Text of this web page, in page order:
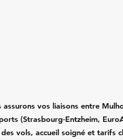
assurons vos liaisons entre
(Strasbourg‑Entzheim,
des vols, accueil soigné et tarifs